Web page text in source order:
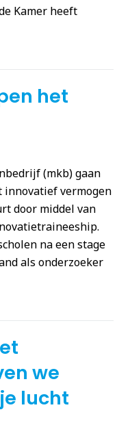
Kamer heeft
het
(mkb) gaan
innovatief vermogen
door middel van
na een stage
als onderzoeker
we
lucht